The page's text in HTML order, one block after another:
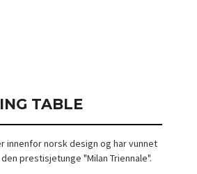
TABLE
innenfor norsk design og har vunnet
prestisjetunge "Milan Triennale".